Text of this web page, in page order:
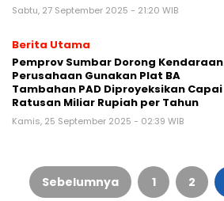
Sabtu, 27 September 2025 - 21:20 WIB
Berita Utama
Pemprov Sumbar Dorong Kendaraan
Perusahaan Gunakan Plat BA
Tambahan PAD Diproyeksikan Capai
Ratusan Miliar Rupiah per Tahun
Kamis, 25 September 2025 - 02:39 WIB
Paginasi
pos
Sebelumnya 1 2